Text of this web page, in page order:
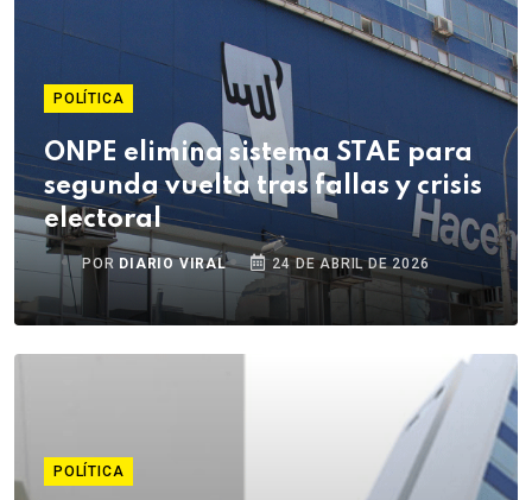
POLÍTICA
ONPE elimina sistema STAE para
segunda vuelta tras fallas y crisis
electoral
POR DIARIO VIRAL 24 DE ABRIL DE 2026
POLÍTICA